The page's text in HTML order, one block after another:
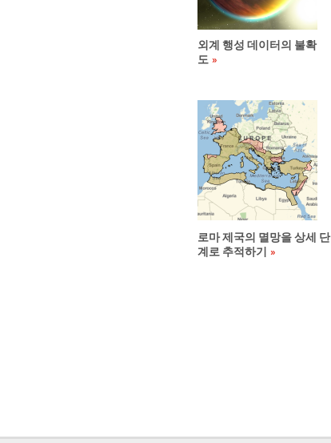
외계 행성 데이터의 불확
도
로마 제국의 멸망을 상세 단
계로 추적하기